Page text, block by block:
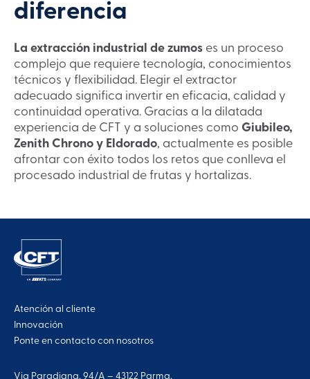
diferencia
La extracción industrial de zumos es un proceso
complejo que requiere tecnología, conocimientos
técnicos y flexibilidad. Elegir el extractor
adecuado significa invertir en eficacia, calidad y
continuidad operativa. Gracias a la dilatada
experiencia de CFT y a soluciones como Giubileo,
Zenith Chrono y Eldorado, actualmente es posible
afrontar con éxito todos los retos que conlleva el
procesado industrial de frutas y hortalizas.
Atención al cliente
Innovación
Ponte en contacto con nosotros
Via Paradigna, 94/A – 43122 Parma,